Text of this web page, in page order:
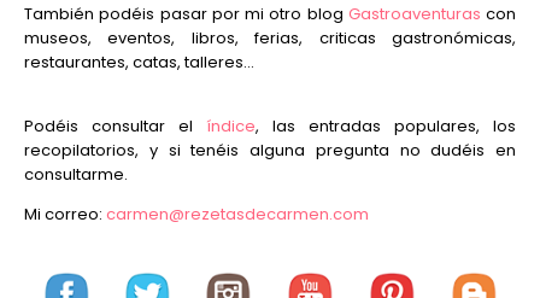
También podéis pasar por mi otro blog Gastroaventuras con
museos, eventos, libros, ferias, criticas gastronómicas,
restaurantes, catas, talleres...
Podéis consultar el índice, las entradas populares, los
recopilatorios, y si tenéis alguna pregunta no dudéis en
consultarme.
Mi correo: carmen@rezetasdecarmen.com